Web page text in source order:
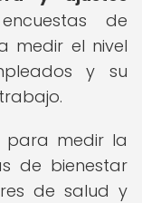
de
medir el nivel
y su
para medir la
de bienestar
de salud y